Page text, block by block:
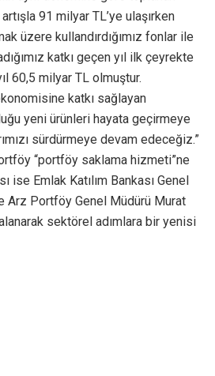
91 milyar TL’ye ulaşırken
üzere kullandırdığımız fonlar ile
katkı geçen yıl ilk çeyrekte
60,5 milyar TL olmuştur.
katkı sağlayan
yeni ürünleri hayata geçirmeye
sürdürmeye devam edeceğiz.”
“portföy saklama hizmeti”ne
ise Emlak Katılım Bankası Genel
Arz Portföy Genel Müdürü Murat
sektörel adımlara bir yenisi